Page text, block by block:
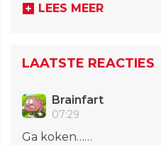
LEES MEER
LAATSTE REACTIES
Brainfart
07:29
Ga koken……